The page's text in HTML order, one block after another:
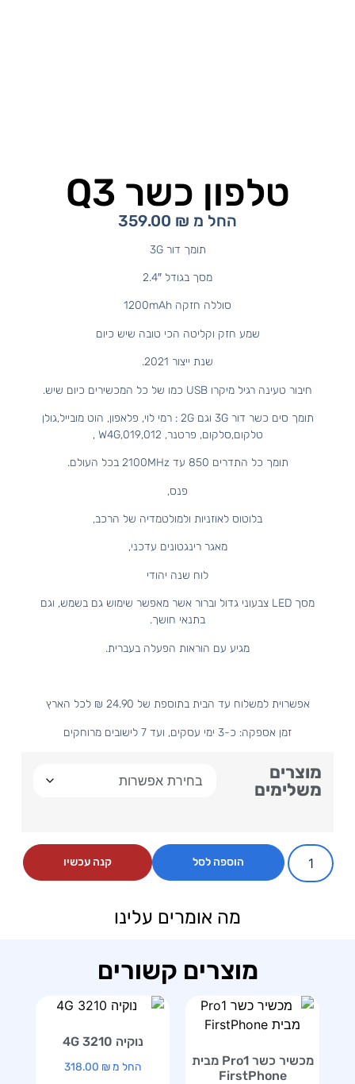
טלפון כשר Q3
החל מ 359.00 ₪
תומך דור 3G
מסך בגודל 2.4″
סוללה חזקה 1200mAh
שמע חזק וקליטה הכי טובה שיש כיום
שנת ייצור 2021.
חיבור טעינה רגיל מיקרו USB כמו של כל המכשירים כיום שיש.
תומך סים כשר דור 3G וגם 2G : רמי לוי, פלאפון, הוט מובייל,גולן
טלקום,סלקום, פרטנר, 012,W4G,019 ,
תומך כל התדרים 850 עד 2100MHz בכל העולם.
פנס,
בלוטוס לאוזניות ולמולטמדיה של הרכב,
מאגר רינגטונים עדכני,
לוח שנה יהודי
מסך LED צבעוני גדול וברור אשר מאפשר שימוש גם בשמש, וגם
בתנאי חושך.
מגיע עם הוראות הפעלה בעברית.
אפשרוית למשלוח עד הבית בתוספת של 24.90 ₪ לכל הארץ
זמן אספקה: כ-3 ימי עסקים, ועד 7 לישובים מרוחקים
מוצרים
משלימים
הוספה לסל קנה עכשיו
מה אומרים עלינו
מוצרים קשורים
מכשיר כשר Pro1 מבית
FirstPhone
נוקיה 3210 4G
החל מ 318.00 ₪